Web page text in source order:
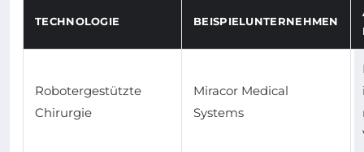
TECHNOLOGIE BEISPIELUNTERNEHMEN
Robotergestützte
Chirurgie
Miracor Medical
Systems